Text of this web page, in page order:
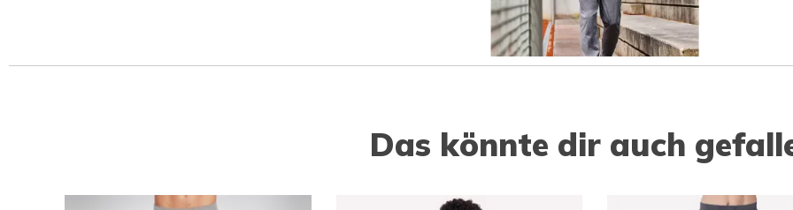
Slidepanel 1 of 1, Showing items 1 to 5 of 1.
Das könnte dir auch